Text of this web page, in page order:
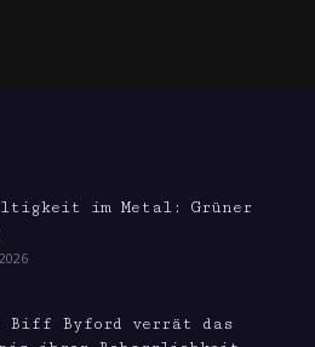
im Metal: Grüner
Biff Byford verrät das